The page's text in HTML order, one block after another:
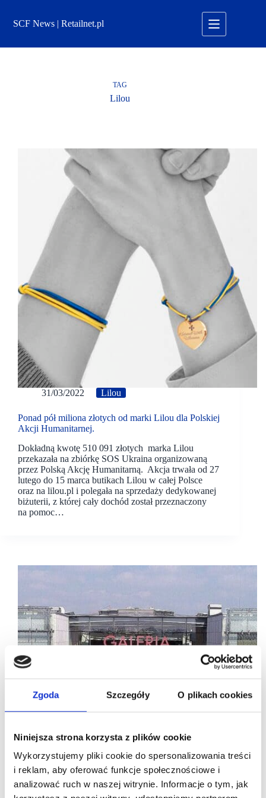
Zgoda Szczegóły O plikach cookies
Niniejsza strona korzysta z plików cookie
Wykorzystujemy pliki cookie do spersonalizowania treści
i reklam, aby oferować funkcje społecznościowe i
analizować ruch w naszej witrynie. Informacje o tym, jak
treściSCF News | Retailnet.pl
TAG
Lilou
31/03/2022 Lilou
Ponad pół miliona złotych od marki Lilou dla Polskiej
Akcji Humanitarnej.
Dokładną kwotę 510 091 złotych marka Lilou
przekazała na zbiórkę SOS Ukraina organizowaną
przez Polską Akcję Humanitarną. Akcja trwała od 27
lutego do 15 marca butikach Lilou w całej Polsce
oraz na lilou.pl i polegała na sprzedaży dedykowanej
biżuterii, z której cały dochód został przeznaczony
na pomoc…